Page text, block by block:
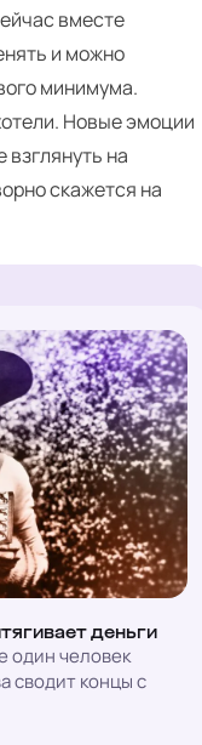
вместе
и можно
минимума.
Новые эмоции
взглянуть на
скажется на
деньги
один человек
сводит концы с